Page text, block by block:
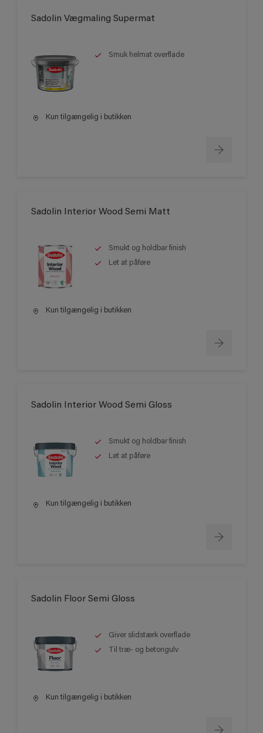
Sadolin Vægmaling Supermat
Smuk helmat overflade
Kun tilgængelig i butikken
Sadolin Interior Wood Semi Matt
Smukt og holdbar finish
Let at påføre
Kun tilgængelig i butikken
Sadolin Interior Wood Semi Gloss
Smukt og holdbar finish
Let at påføre
Kun tilgængelig i butikken
Sadolin Floor Semi Gloss
Giver slidstærk overflade
Til træ- og betongulv
Kun tilgængelig i butikken